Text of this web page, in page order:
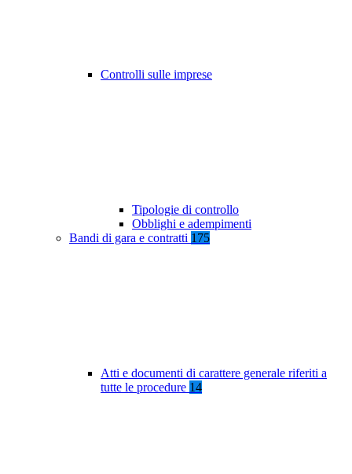
Controlli sulle imprese
Tipologie di controllo
Obblighi e adempimenti
Bandi di gara e contratti 175
Atti e documenti di carattere generale riferiti a
tutte le procedure 14